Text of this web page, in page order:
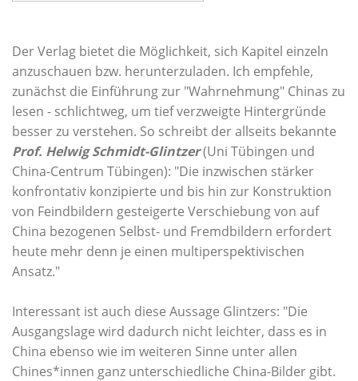
Der Verlag bietet die Möglichkeit, sich Kapitel einzeln
anzuschauen bzw. herunterzuladen. Ich empfehle,
zunächst die Einführung zur "Wahrnehmung" Chinas zu
lesen - schlichtweg, um tief verzweigte Hintergründe
besser zu verstehen. So schreibt der allseits bekannte
Prof. Helwig Schmidt-Glintzer(Uni Tübingen und
China-Centrum Tübingen): "Die inzwischen stärker
konfrontativ konzipierte und bis hin zur Konstruktion
von Feindbildern gesteigerte Verschiebung von auf
China bezogenen Selbst- und Fremdbildern erfordert
heute mehr denn je einen multiperspektivischen
Ansatz."
Interessant ist auch diese Aussage Glintzers: "Die
Ausgangslage wird dadurch nicht leichter, dass es in
China ebenso wie im weiteren Sinne unter allen
Chines*innen ganz unterschiedliche China-Bilder gibt.